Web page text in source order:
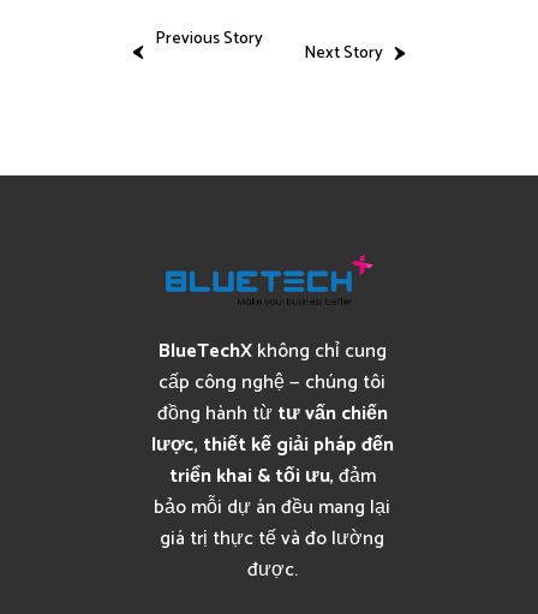
Previous Story Next Story
BlueTechXkhông chỉ cung
cấp công nghệ — chúng tôi
đồng hành từtư vấn chiến
lược, thiết kế giải pháp đến
triển khai & tối ưu, đảm
bảo mỗi dự án đều mang lại
giá trị thực tế và đo lường
được.